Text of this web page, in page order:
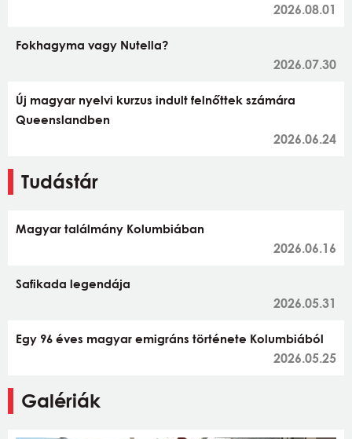
2026.08.01
Fokhagyma vagy Nutella?
2026.07.30
Új magyar nyelvi kurzus indult felnőttek számára
Queenslandben
2026.06.24
Tudástár
Magyar találmány Kolumbiában
2026.06.16
Safikada legendája
2026.05.31
Egy 96 éves magyar emigráns története Kolumbiából
2026.05.25
Galériák